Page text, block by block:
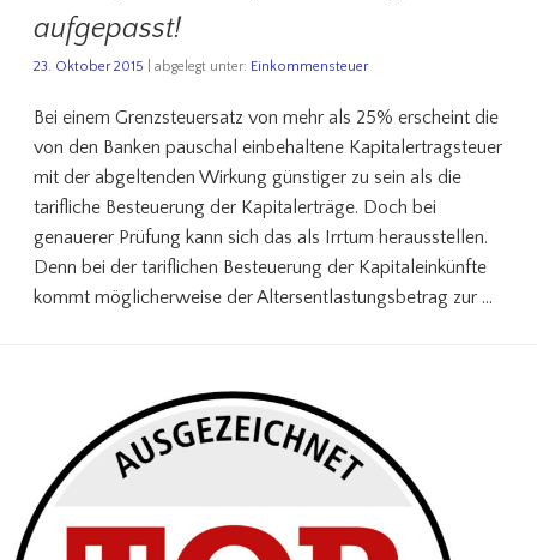
aufgepasst!
23. Oktober 2015 | abgelegt unter: Einkommensteuer
Bei einem Grenzsteuersatz von mehr als 25% erscheint die
von den Banken pauschal einbehaltene Kapitalertragsteuer
mit der abgeltenden Wirkung günstiger zu sein als die
tarifliche Besteuerung der Kapitalerträge. Doch bei
genauerer Prüfung kann sich das als Irrtum herausstellen.
Denn bei der tariflichen Besteuerung der Kapitaleinkünfte
kommt möglicherweise der Altersentlastungsbetrag zur …